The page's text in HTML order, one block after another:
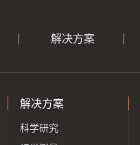
解决方案
解决方案
科学研究